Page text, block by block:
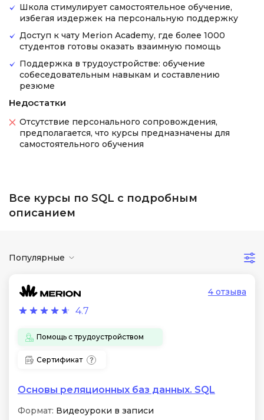
Школа стимулирует самостоятельное обучение,
избегая издержек на персональную поддержку
Доступ к чату Merion Academy, где более 1000
студентов готовы оказать взаимную помощь
Поддержка в трудоустройстве: обучение
собеседовательным навыкам и составлению
резюме
Недостатки
Отсутствие персонального сопровождения,
предполагается, что курсы предназначены для
самостоятельного обучения
Все курсы по SQL с подробным
описанием
Популярные
4.7
4 отзыва
Помощь с трудоустройством
Сертификат
Основы реляционных баз данных. SQL
Формат: Видеоуроки в записи